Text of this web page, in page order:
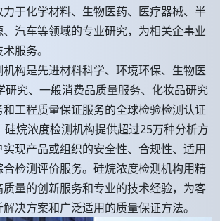
于化学材料、生物医药、医疗器械、半
汽车等领域的专业研究，为相关企事业
服务。
构是先进材料科学、环境环保、生物医
研究、一般消费品质量服务、化妆品研究
工程质量保证服务的全球检验检测认证
硅烷浓度检测机构提供超过25万种分析方
现产品或组织的安全性、合规性、适用
检测评价服务。硅烷浓度检测机构用精
量的创新服务和专业的技术经验，为客
决方案和广泛适用的质量保证方法。